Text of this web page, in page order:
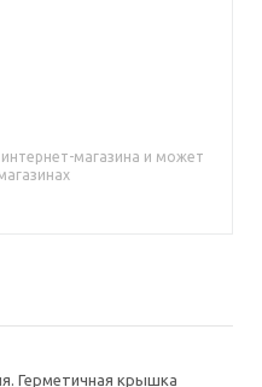
магазина и может
Герметичная крышка